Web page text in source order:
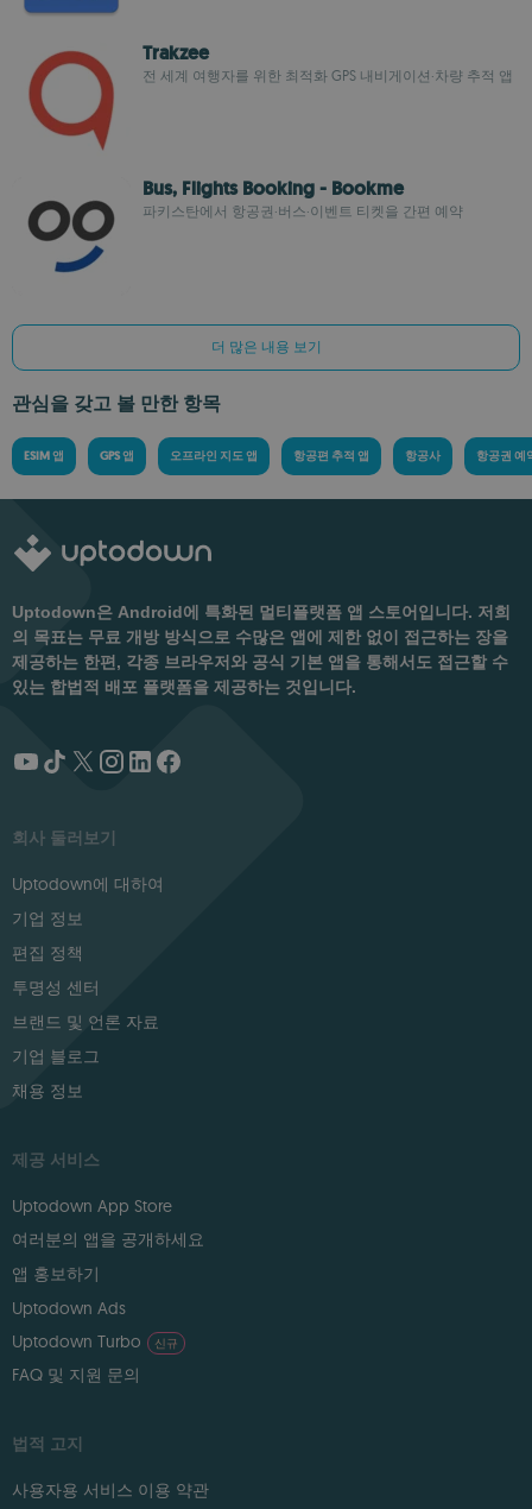
Trakzee
전 세계 여행자를 위한 최적화 GPS 내비게이션·차량 추적 앱
Bus, Flights Booking - Bookme
파키스탄에서 항공권·버스·이벤트 티켓을 간편 예약
더 많은 내용 보기
관심을 갖고 볼 만한 항목
ESIM 앱 GPS 앱 오프라인 지도 앱 항공편 추적 앱 항공사 항공권 예
Uptodown은 Android에 특화된 멀티플랫폼 앱 스토어입니다. 저희
의 목표는 무료 개방 방식으로 수많은 앱에 제한 없이 접근하는 장을
제공하는 한편, 각종 브라우저와 공식 기본 앱을 통해서도 접근할 수
있는 합법적 배포 플랫폼을 제공하는 것입니다.
회사 둘러보기
Uptodown에 대하여
기업 정보
편집 정책
투명성 센터
브랜드 및 언론 자료
기업 블로그
채용 정보
제공 서비스
Uptodown App Store
여러분의 앱을 공개하세요
앱 홍보하기
Uptodown Ads
Uptodown Turbo
신규
FAQ 및 지원 문의
법적 고지
사용자용 서비스 이용 약관